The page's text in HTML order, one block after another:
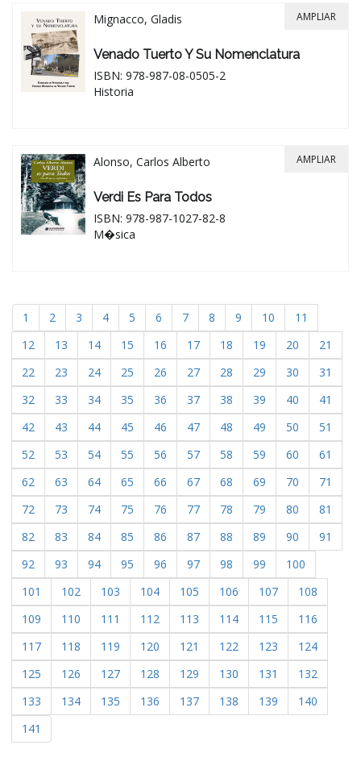
Mignacco, Gladis
Venado Tuerto Y Su Nomenclatura
ISBN: 978-987-08-0505-2
Historia
AMPLIAR
Alonso, Carlos Alberto
Verdi Es Para Todos
ISBN: 978-987-1027-82-8
M�sica
AMPLIAR
1 2 3 4 5 6 7 8 9 10
11
12
13 14 15 16 17 18 19 20
21
22
23 24 25 26 27 28 29 30
31
32
33 34 35 36 37 38 39 40
41
42
43 44 45 46 47 48 49 50
51
52
53 54 55 56 57 58 59 60
61
62
63 64 65 66 67 68 69 70
71
72
73 74 75 76 77 78 79 80
81
82
83 84 85 86 87 88 89 90
91
92
93 94 95 96 97 98 99
100
101
102 103 104 105 106 107
108
109
110 111 112 113 114 115
116
117
118 119 120 121 122 123
124
125
126 127 128 129 130 131
132
133
134 135 136 137 138 139
140
141